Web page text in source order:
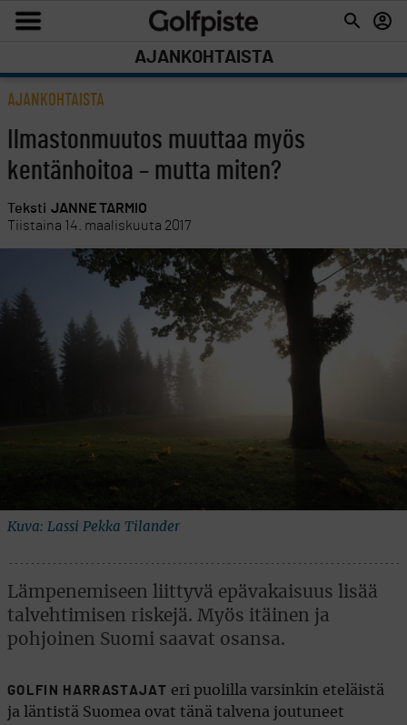
AJANKOHTAISTA
AJANKOHTAISTA
Ilmastonmuutos muuttaa myös
kentänhoitoa – mutta miten?
Teksti JANNE TARMIO
Tiistaina 14. maaliskuuta 2017
Kuva: Lassi Pekka Tilander
Lämpenemiseen liittyvä epävakaisuus lisää
talvehtimisen riskejä. Myös itäinen ja
pohjoinen Suomi saavat osansa.
GOLFIN HARRASTAJAT eri puolilla varsinkin eteläistä
ja läntistä Suomea ovat tänä talvena joutuneet